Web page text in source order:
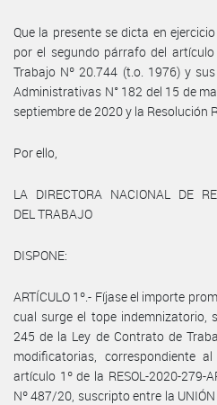
Que la presente se dicta en
por el segundo párrafo del
Trabajo Nº 20.744 (t.o. 1976) y
Administrativas N° 182 del 15 de
septiembre de 2020 y la Resolución
Por ello,
LA DIRECTORA NACIONAL DE
DEL TRABAJO
DISPONE:
ARTÍCULO 1º.- Fíjase el importe
cual surge el tope indemnizatorio,
245 de la Ley de Contrato de
modificatorias, correspondiente
artículo 1º de la RESOL-2020-279-
Nº 487/20, suscripto entre la UNIÓN